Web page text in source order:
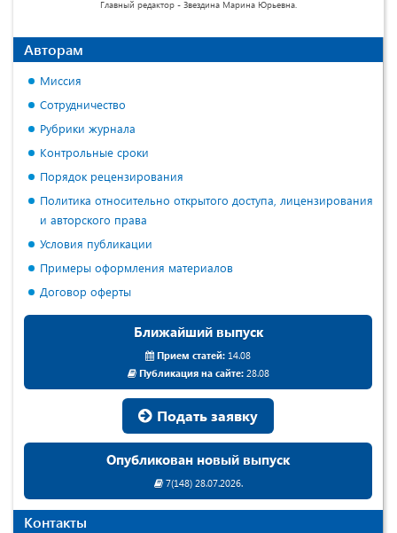
Главный редактор - Звездина Марина Юрьевна.
Авторам
Миссия
Сотрудничество
Рубрики журнала
Контрольные сроки
Порядок рецензирования
Политика относительно открытого доступа, лицензирования
и авторского права
Условия публикации
Примеры оформления материалов
Договор оферты
Ближайший выпуск
Прием статей: 14.08
Публикация на сайте:28.08
Подать заявку
Опубликован новый выпуск
7(148) 28.07.2026.
Контакты